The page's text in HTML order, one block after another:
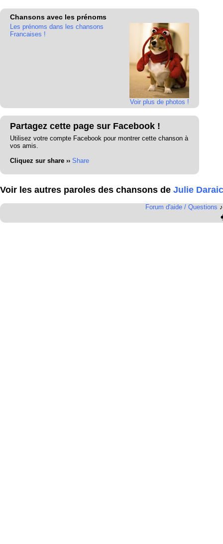
Chansons avec les prénoms
Voir plus de photos !
Les prénoms dans les chansons
Francaises !
Partagez cette page sur Facebook !
Utilisez votre compte Facebook pour montrer cette chanson à
vos amis.
Cliquez sur share ›› Share
Voir les autres paroles des chansons de Julie
Forum d'aide / Questions